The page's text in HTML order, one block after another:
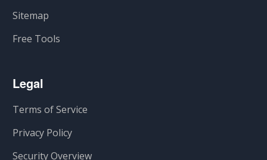
Sitemap
Free Tools
Legal
Terms of Service
Privacy Policy
Security Overview